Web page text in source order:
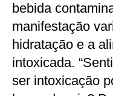
bebida
manifestação
hidratação e a
intoxicada.
ser intoxicação